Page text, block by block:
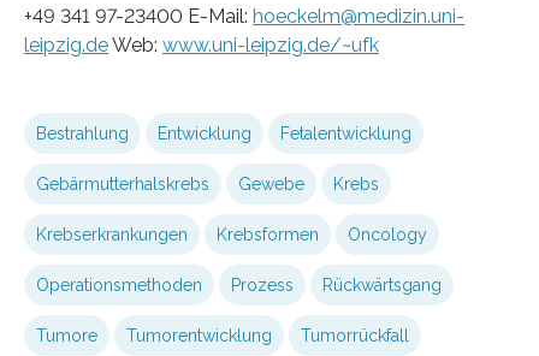
+49 341 97-23400 E-Mail: hoeckelm@medizin.uni-
leipzig.deWeb: www.uni-leipzig.de/~ufk
Bestrahlung Entwicklung Fetalentwicklung
Gebärmutterhalskrebs Gewebe Krebs
Krebserkrankungen Krebsformen Oncology
Operationsmethoden Prozess Rückwärtsgang
Tumore Tumorentwicklung Tumorrückfall